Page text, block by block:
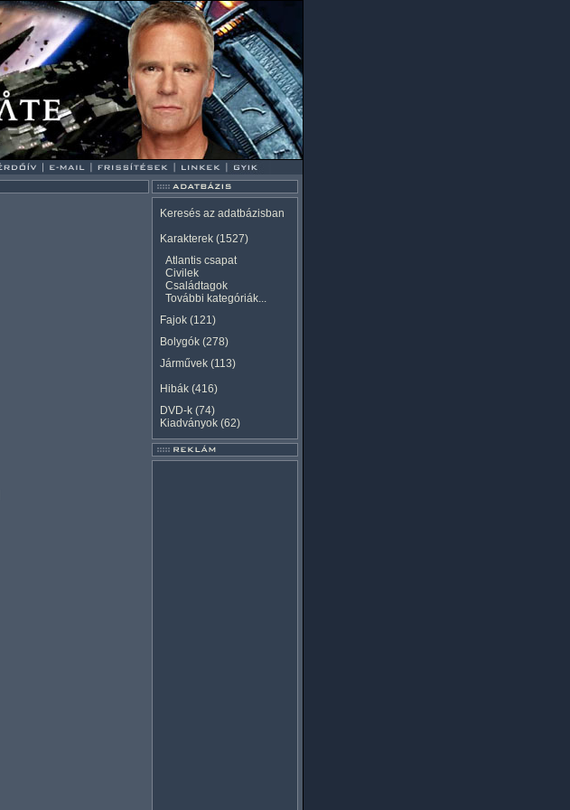
Keresés az adatbázisban
Karakterek (1527)
Atlantis csapat
Civilek
Családtagok
További kategóriák...
Fajok (121)
Bolygók (278)
Járművek (113)
Hibák (416)
DVD-k (74)
Kiadványok (62)